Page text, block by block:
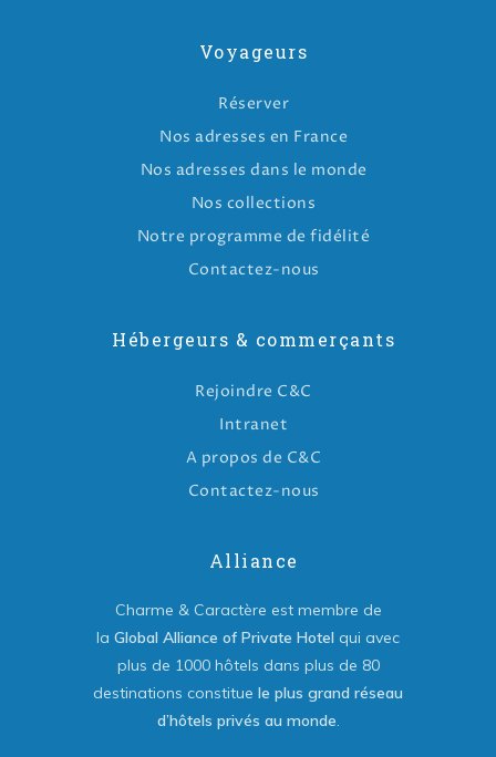
Voyageurs
Réserver
Nos adresses en France
Nos adresses dans le monde
Nos collections
Notre programme de fidélité
Contactez-nous
Hébergeurs & commerçants
Rejoindre C&C
Intranet
A propos de C&C
Contactez-nous
Alliance
Charme & Caractère est membre de
la Global Alliance of Private Hotel qui avec
plus de 1000 hôtels dans plus de 80
destinations constitue le plus grand réseau
d’hôtels privés au monde.